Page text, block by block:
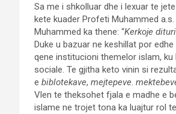
Sa me i shkolluar dhe i lexuar te
kete kuader Profeti Muhammed
Muhammed ka thene: “Kerkoje
Duke u bazuar ne keshillat por
qene institucioni themelor islam,
sociale. Te gjitha keto vinin si
e biblotekave, mejtepeve.
Vlen te theksohet fjala e madhe e
islame ne trojet tona ka luajtur rol